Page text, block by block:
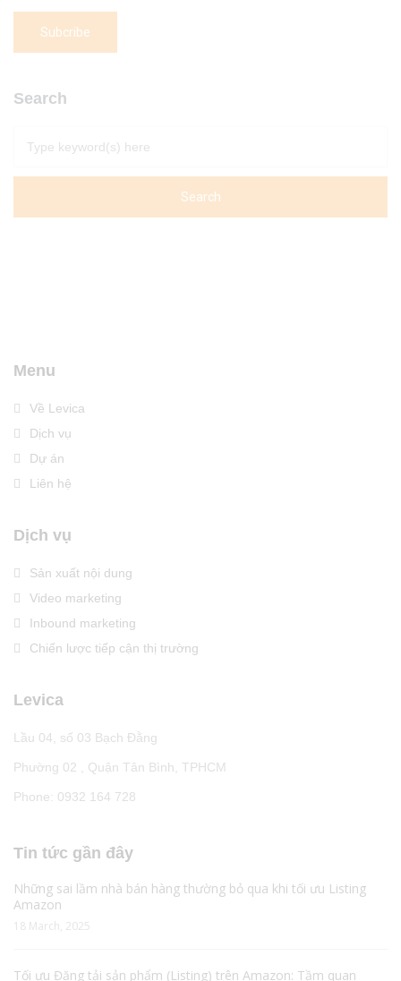
Search
Menu
Về Levica
Dịch vụ
Dự án
Liên hệ
Dịch vụ
Sản xuất nội dung
Video marketing
Inbound marketing
Chiến lược tiếp cận thị trường
Levica
Lầu 04, số 03 Bạch Đằng
Phường 02 , Quận Tân Bình, TPHCM
Phone: 0932 164 728
Tin tức gần đây
Những sai lầm nhà bán hàng thường bỏ qua khi tối ưu Listing
Amazon
18 March, 2025
Tối ưu Đăng tải sản phẩm (Listing) trên Amazon: Tầm quan